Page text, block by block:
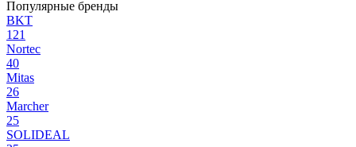
Популярные бренды
BKT
121
Nortec
40
Mitas
26
Marcher
25
SOLIDEAL